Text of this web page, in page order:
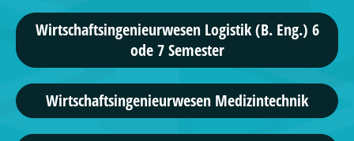
Wirtschaftsingenieurwesen Logistik (B. Eng.) 6
ode 7 Semester
Wirtschafts­ingenieur­wesen Medizintechnik